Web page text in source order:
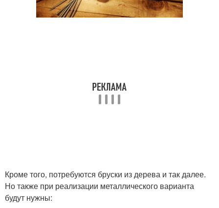
Кроме того, потребуются бруски из дерева и так далее.
Но также при реализации металлического варианта
будут нужны: